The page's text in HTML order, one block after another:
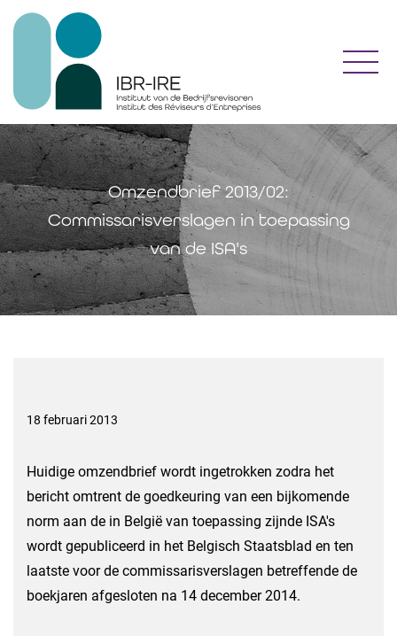
Omzendbrief 2013/02:
Commissarisverslagen in toepassing
van de ISA's
18 februari 2013
Huidige omzendbrief wordt ingetrokken zodra het
bericht omtrent de goedkeuring van een bijkomende
norm aan de in België van toepassing zijnde ISA's
wordt gepubliceerd in het Belgisch Staatsblad en ten
laatste voor de commissarisverslagen betreffende de
boekjaren afgesloten na 14 december 2014.